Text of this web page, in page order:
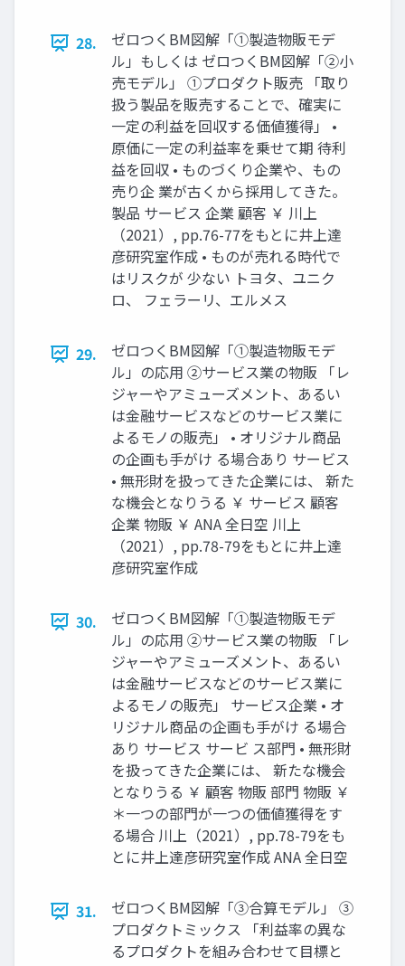
28.
ゼロつくBM図解「①製造物販モデ
ル」もしくは ゼロつくBM図解「②小
売モデル」 ①プロダクト販売 「取り
扱う製品を販売することで、確実に
一定の利益を回収する価値獲得」 •
原価に一定の利益率を乗せて期 待利
益を回収 • ものづくり企業や、もの
売り企 業が古くから採用してきた。
製品 サービス 企業 顧客 ￥ 川上
（2021）, pp.76-77をもとに井上達
彦研究室作成 • ものが売れる時代で
はリスクが 少ない トヨタ、ユニク
ロ、 フェラーリ、エルメス
29.
ゼロつくBM図解「①製造物販モデ
ル」の応用 ②サービス業の物販 「レ
ジャーやアミューズメント、あるい
は金融サービスなどのサービス業に
よるモノの販売」 • オリジナル商品
の企画も手がけ る場合あり サービス
• 無形財を扱ってきた企業には、 新た
な機会となりうる ￥ サービス 顧客
企業 物販 ￥ ANA 全日空 川上
（2021）, pp.78-79をもとに井上達
彦研究室作成
30.
ゼロつくBM図解「①製造物販モデ
ル」の応用 ②サービス業の物販 「レ
ジャーやアミューズメント、あるい
は金融サービスなどのサービス業に
よるモノの販売」 サービス企業 • オ
リジナル商品の企画も手がけ る場合
あり サービス サービ ス部門 • 無形財
を扱ってきた企業には、 新たな機会
となりうる ￥ 顧客 物販 部門 物販 ￥
＊一つの部門が一つの価値獲得をす
る場合 川上（2021）, pp.78-79をも
とに井上達彦研究室作成 ANA 全日空
31.
ゼロつくBM図解「③合算モデル」 ③
プロダクトミックス 「利益率の異な
るプロダクトを組み合わせて目標と